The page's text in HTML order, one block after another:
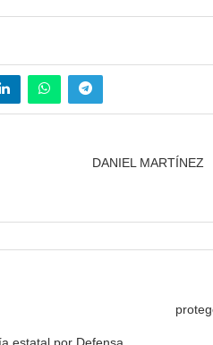
DANIEL MARTÍNEZ